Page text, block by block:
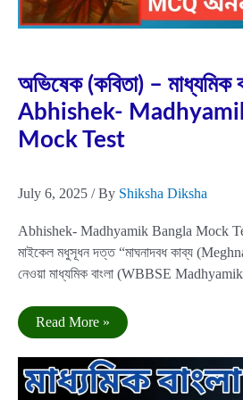
অভিষেক (কবিতা) – মাধ্যমিক
Abhishek-
Mock Test
July 6, 2025 / By Shiksha Diksha
Abhishek- Madhyamik Bangla Mock
মাইকেল মধুসূধন দত্ত “মাঘনাদবধ কাব্য
নেওয়া মাধ্যমিক বাংলা (WBBSE Madhyamik
অভিষেক
(কবিতা)
মাধ্যমিক
বাংলা
মক
Read More »